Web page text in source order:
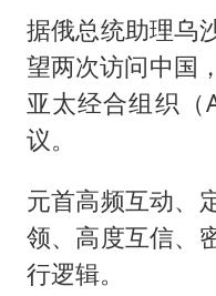
据俄总统助理乌
望两次访问中国
亚太经合组织（
议。
元首高频互动、
领、高度互信、
行逻辑。